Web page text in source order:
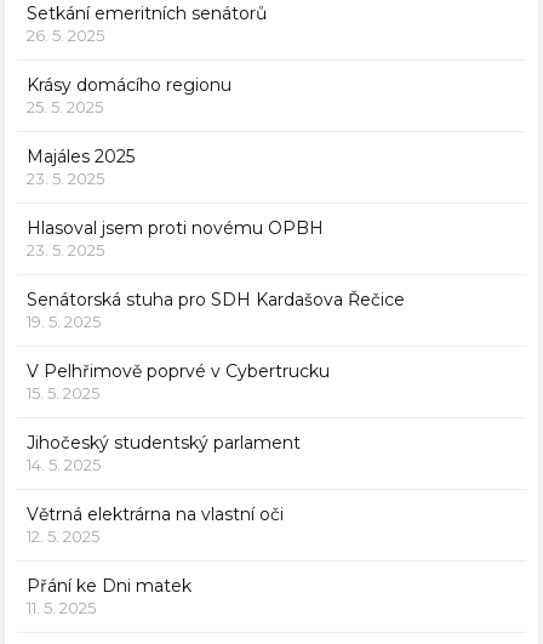
Setkání emeritních senátorů
26. 5. 2025
Krásy domácího regionu
25. 5. 2025
Majáles 2025
23. 5. 2025
Hlasoval jsem proti novému OPBH
23. 5. 2025
Senátorská stuha pro SDH Kardašova Řečice
19. 5. 2025
V Pelhřimově poprvé v Cybertrucku
15. 5. 2025
Jihočeský studentský parlament
14. 5. 2025
Větrná elektrárna na vlastní oči
12. 5. 2025
Přání ke Dni matek
11. 5. 2025